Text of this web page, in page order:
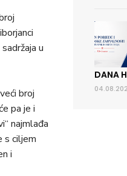
u
broj
pa je i
najmlađa
s ciljem
i
DANA